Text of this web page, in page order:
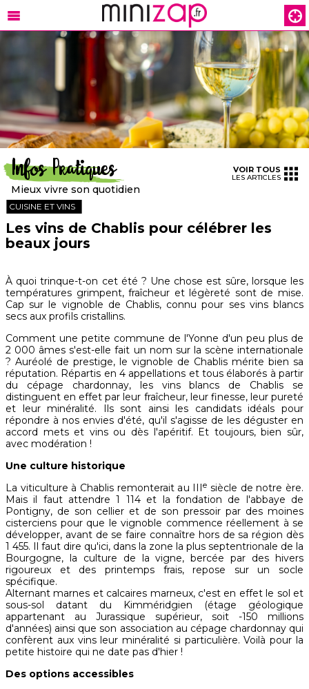
Infos Pratiques
Mieux vivre son quotidien
VOIR TOUS
LES ARTICLES
CUISINE ET VINS
Les vins de Chablis pour célébrer les
beaux jours
À quoi trinque-t-on cet été ? Une chose est sûre, lorsque les
températures grimpent, fraîcheur et légèreté sont de mise.
Cap sur le vignoble de Chablis, connu pour ses vins blancs
secs aux profils cristallins.
Comment une petite commune de l'Yonne d'un peu plus de
2 000 âmes s'est-elle fait un nom sur la scène internationale
? Auréolé de prestige, le vignoble de Chablis mérite bien sa
réputation. Répartis en 4 appellations et tous élaborés à partir
du cépage chardonnay, les vins blancs de Chablis se
distinguent en effet par leur fraîcheur, leur finesse, leur pureté
et leur minéralité. Ils sont ainsi les candidats idéals pour
répondre à nos envies d'été, qu'il s'agisse de les déguster en
accord mets et vins ou dès l'apéritif. Et toujours, bien sûr,
avec modération !
Une culture historique
La viticulture à Chablis remonterait au IIIe siècle de notre ère.
Mais il faut attendre 1 114 et la fondation de l'abbaye de
Pontigny, de son cellier et de son pressoir par des moines
cisterciens pour que le vignoble commence réellement à se
développer, avant de se faire connaître hors de sa région dès
1 455. Il faut dire qu'ici, dans la zone la plus septentrionale de la
Bourgogne, la culture de la vigne, bercée par des hivers
rigoureux et des printemps frais, repose sur un socle
spécifique.
Alternant marnes et calcaires marneux, c'est en effet le sol et
sous-sol datant du Kimméridgien (étage géologique
appartenant au Jurassique supérieur, soit -150 millions
d'années) ainsi que son association au cépage chardonnay qui
confèrent aux vins leur minéralité si particulière. Voilà pour la
petite histoire qui ne date pas d'hier !
Des options accessibles